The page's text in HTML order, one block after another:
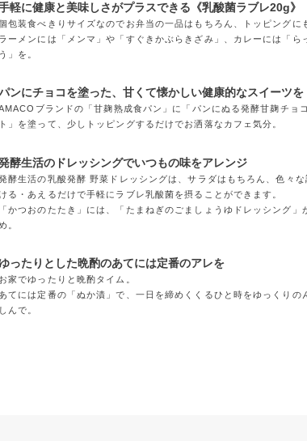
軽に健康と美味しさがプラスできる《乳酸菌ラブレ20g》
包装食べきりサイズなのでお弁当の一品はもちろん、トッピングに
ラーメンには「メンマ」や「すぐきかぶらきざみ」、カレーには「ら
う」を。
ンにチョコを塗った、甘くて懐かしい健康的なスイーツを
ブランドの「甘麹熟成食パン」に「パンにぬる発酵甘麹チョ
ト」を塗って、少しトッピングするだけでお洒落なカフェ気分。
酵生活のドレッシングでいつもの味をアレンジ
酵生活の乳酸発酵 野菜ドレッシングは、サラダはもちろん、色々な
る・あえるだけで手軽にラブレ乳酸菌を摂ることができます。
「かつおのたたき」には、「たまねぎのごましょうゆドレッシング」
。
ゆったりとした晩酌のあてには定番のアレを
お家でゆったりと晩酌タイム。
あてには定番の「ぬか漬」で、一日を締めくくるひと時をゆっくりの
しんで。